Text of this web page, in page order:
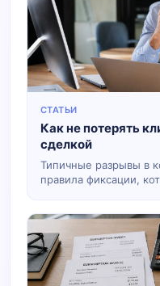
СТАТЬИ
Как не потерять
сделкой
Типичные разрывы в
правила фиксации,